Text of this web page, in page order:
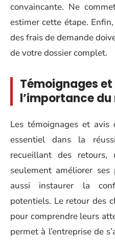
convaincante. Ne
estimer cette étape.
des frais de demande
de votre dossier complet.
Témoignages et
l’importance
Les témoignages et
essentiel dans la
recueillant des
seulement améliorer
aussi instaurer la
potentiels. Le retour des
pour comprendre leurs
permet à l’entreprise de